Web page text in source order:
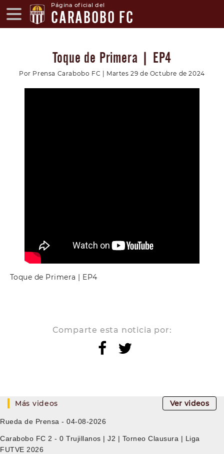
Página oficial del
CARABOBO FC
Toque de Primera | EP4
Por Prensa Carabobo FC | Martes 29 de Octubre de 2024
Toque de Primera | EP4
Comparte esta noticia por:
Más videos Ver videos
Rueda de Prensa - 04-08-2026
Carabobo FC 2 - 0 Trujillanos | J2 | Torneo Clausura | Liga
FUTVE 2026